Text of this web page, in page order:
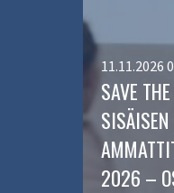
11.11.2026
SAVE
2026 –